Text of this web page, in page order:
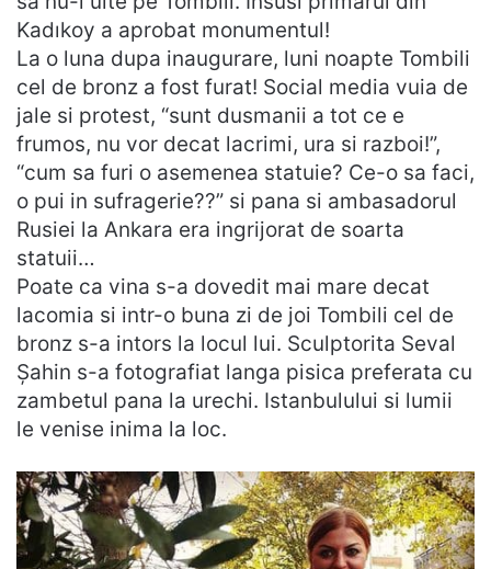
Kadıkoy a aprobat monumentul!
La o luna dupa inaugurare, luni noapte Tombili
cel de bronz a fost furat! Social media vuia de
jale si protest, “sunt dusmanii a tot ce e
frumos, nu vor decat lacrimi, ura si razboi!”,
“cum sa furi o asemenea statuie? Ce-o sa faci,
o pui in sufragerie??” si pana si ambasadorul
Rusiei la Ankara era ingrijorat de soarta
statuii…
Poate ca vina s-a dovedit mai mare decat
lacomia si intr-o buna zi de joi Tombili cel de
bronz s-a intors la locul lui. Sculptorita Seval
Șahin s-a fotografiat langa pisica preferata cu
zambetul pana la urechi. Istanbulului si lumii
le venise inima la loc.